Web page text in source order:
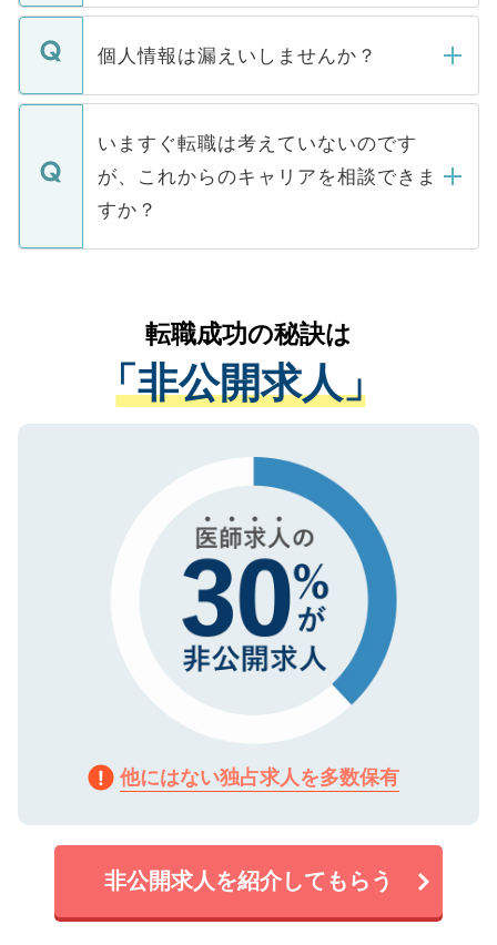
ません。
■応募殺到を避けるため 人気のある医療機
関を公にしてしまうと、応募が殺到する場
に、医療機関が求める条件に合った人材の
みを人材紹介会社に依頼するケースが増え
ています。
転職・入職を強要することは一切ありませ
ん。また、仮に応募先から内定をいただい
定を承諾する必要はありません。内定先へ
の辞退の連絡はキャリアパートナーが行い
個人情報は漏えいしませんか？
個人情報が漏えいすることはありませんの
で、ご安心ください。当サイトからの登録
などで収集したご登録者様の個人情報は、
ご本人のキャリアアップおよび転職活動の
支援を目的に使用いたします。お預かりし
ているすべての個人データはご本人の許可
は、個人情報の取り扱いについての厳密な
管理基準を満たした事業者のみに付与され
る、プライバシーマークを取得済みです。
で、機密保持に関してもご安心ください。
いますぐ転職は考えていないのです
が、これからのキャリアを相談できま
すか？
かがいして、現在の医療機関の状況や紹介
経験をまじえながら、適切なアドバイスを
させていただきます。すぐにご転職をされ
ない方には、長期的なサポートが可能です
ので、まずはご登録ください。
転職成功の秘訣は
「非公開求人」
他にはない独占求人を多数保有
非公開求人を紹介してもらう